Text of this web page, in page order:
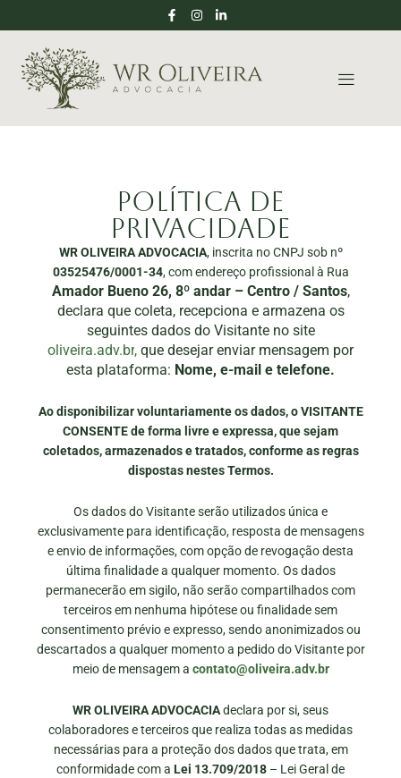
Política de
privacidade
WR OLIVEIRA ADVOCACIA, inscrita no CNPJ sob nº
03525476/0001-34, com endereço profissional à Rua
Amador Bueno 26, 8º andar – Centro / Santos,
declara que coleta, recepciona e armazena os
seguintes dados do Visitante no site
oliveira.adv.br, que desejar enviar mensagem por
esta plataforma: Nome, e-mail e telefone.
Ao disponibilizar voluntariamente os dados, o VISITANTE
CONSENTE de forma livre e expressa, que sejam
coletados, armazenados e tratados, conforme as regras
dispostas nestes Termos.
Os dados do Visitante serão utilizados única e
exclusivamente para identificação, resposta de mensagens
e envio de informações, com opção de revogação desta
última finalidade a qualquer momento. Os dados
permanecerão em sigilo, não serão compartilhados com
terceiros em nenhuma hipótese ou finalidade sem
consentimento prévio e expresso, sendo anonimizados ou
descartados a qualquer momento a pedido do Visitante por
meio de mensagem a contato@oliveira.adv.br
WR OLIVEIRA ADVOCACIAdeclara por si, seus
colaboradores e terceiros que realiza todas as medidas
necessárias para a proteção dos dados que trata, em
conformidade com a Lei 13.709/2018 – Lei Geral de